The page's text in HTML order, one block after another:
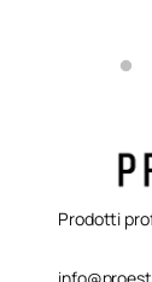
Prodotti